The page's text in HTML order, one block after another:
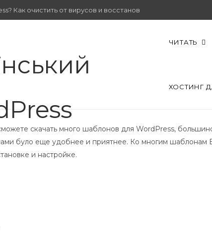
Как очистить от вирусов и восстановить работу.
ЧИТАТЬ
ХОСТИНГ
скачать много шаблонов для WordPress,
було еще удобнее и приятнее. Ко многим
и настройке.